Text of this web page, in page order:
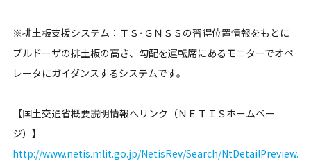
※排土板支援システム：ＴＳ･ＧＮＳＳの習得位置情報をもとに
ブルドーザの排土板の高さ、勾配を運転席にあるモニターでオペ
レータにガイダンスするシステムです。
【国土交通省概要説明情報へリンク（ＮＥＴＩＳホームペー
ジ）】
http://www.netis.mlit.go.jp/NetisRev/Search/NtDetailPreview.